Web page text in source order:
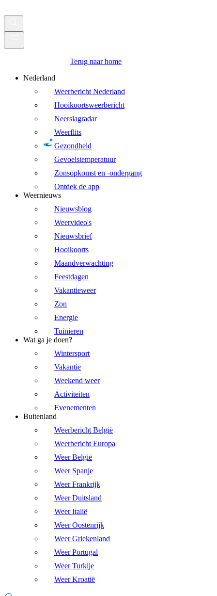
Terug naar home
Nederland
Weerbericht Nederland
Hooikoortsweerbericht
Neerslagradar
Weerflits
Gezondheid
Gevoelstemperatuur
Zonsopkomst en -ondergang
Ontdek de app
Weernieuws
Nieuwsblog
Weervideo's
Nieuwsbrief
Hooikoorts
Maandverwachting
Feestdagen
Vakantieweer
Zon
Energie
Tuinieren
Wat ga je doen?
Wintersport
Vakantie
Weekend weer
Activiteiten
Evenementen
Buitenland
Weerbericht België
Weerbericht Europa
Weer België
Weer Spanje
Weer Frankrijk
Weer Duitsland
Weer Italië
Weer Oostenrijk
Weer Griekenland
Weer Portugal
Weer Turkije
Weer Kroatië